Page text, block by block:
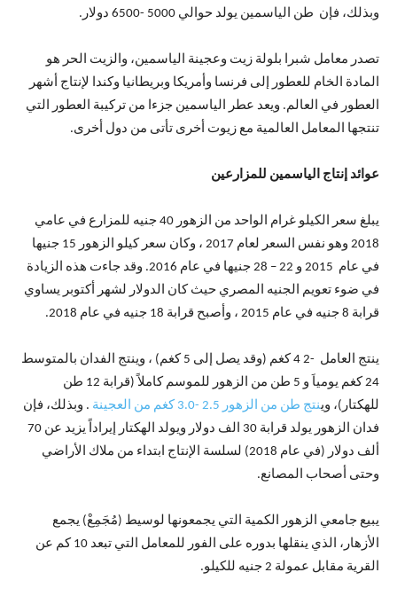
وبذلك، فإن طن الياسمين يولد حوالي 5000 -6500 دولار.
تصدر معامل شبرا بلولة زيت وعجينة الياسمين، والزيت الحر هو
المادة الخام للعطور إلى فرنسا وأمريكا وبريطانيا وكندا لإنتاج أشهر
العطور في العالم. ويعد عطر الياسمين جزءا من تركيبة العطور التي
تنتجها المعامل العالمية مع زيوت أخرى تأتى من دول أخرى.
عوائد إنتاج الياسمين للمزارعين
يبلغ سعر الكيلو غرام الواحد من الزهور 40 جنيه للمزارع في عامي
2018 وهو نفس السعر لعام 2017 ، وكان سعر كيلو الزهور 15 جنيها
في عام 2015 و 22 – 28 جنيها في عام 2016. وقد جاءت هذه الزيادة
في ضوء تعويم الجنيه المصري حيث كان الدولار لشهر أكتوبر يساوي
قرابة 8 جنيه في عام 2015 ، وأصبح قرابة 18 جنيه في عام 2018.
ينتج العامل -2 4 كغم (وقد يصل إلى 5 كغم) ، وينتج الفدان بالمتوسط
24 كغم يومياَ و 5 طن من الزهور للموسم كاملاً (قرابة 12 طن
للهكتار)، وينتج طن من الزهور 2.5 -3.0 كغم من العجينة
. وبذلك، فإن
فدان الزهور يولد قرابة 30 الف دولار ويولد الهكتار إيراداً يزيد عن 70
ألف دولار (في عام 2018) لسلسة الإنتاج ابتداء من ملاك الأراضي
وحتى أصحاب المصانع.
يبيع جامعي الزهور الكمية التي يجمعونها لوسيط (مُجَمِعْ) يجمع
الأزهار، الذي ينقلها بدوره على الفور للمعامل التي تبعد 10 كم عن
القرية مقابل عمولة 2 جنيه للكيلو.